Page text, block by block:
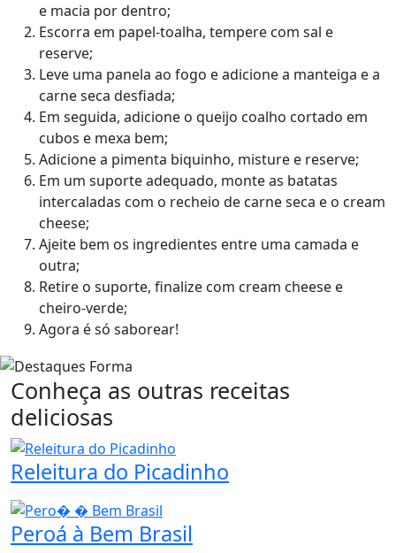
e macia por dentro;
Escorra em papel-toalha, tempere com sal e
reserve;
Leve uma panela ao fogo e adicione a manteiga e a
carne seca desfiada;
Em seguida, adicione o queijo coalho cortado em
cubos e mexa bem;
Adicione a pimenta biquinho, misture e reserve;
Em um suporte adequado, monte as batatas
intercaladas com o recheio de carne seca e o cream
cheese;
Ajeite bem os ingredientes entre uma camada e
outra;
Retire o suporte, finalize com cream cheese e
cheiro-verde;
Agora é só saborear!
Conheça as outras receitas
deliciosas
Releitura do Picadinho
Peroá à Bem Brasil